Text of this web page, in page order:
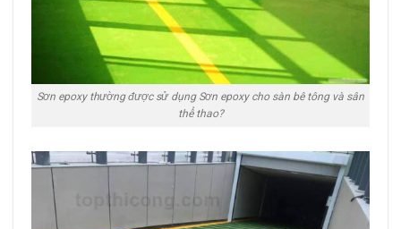
Sơn epoxy thường được sử dụng Sơn epoxy cho sàn bê tông và sân
thể thao?